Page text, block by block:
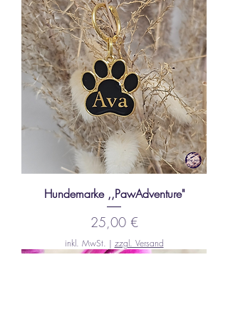
Hundemarke ,,PawAdventure"
Preis
25,00 €
inkl. MwSt. | zzgl. Versand